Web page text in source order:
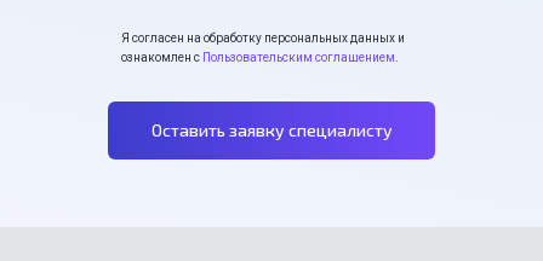
Я согласен на обработку персональных данных и
ознакомлен с
Пользовательским соглашением.
Оставить заявку специалисту